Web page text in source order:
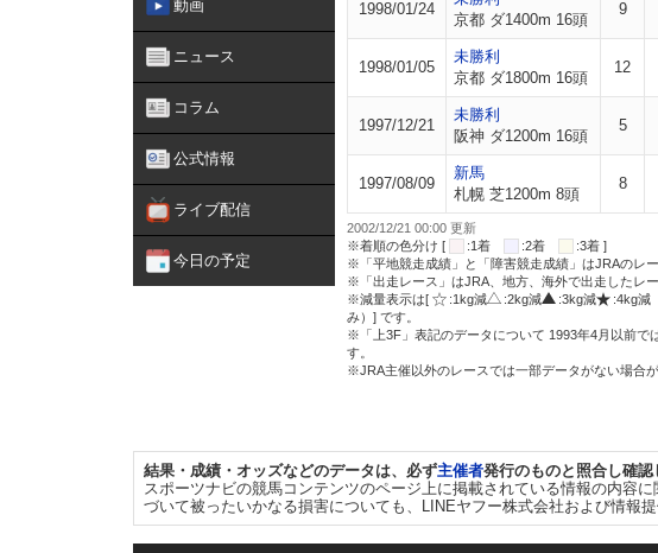
動画
ニュース
コラム
公式情報
ライブ配信
今日の予定
1998/01/24
京都 ダ1400m 16頭
9
1998/01/05
未勝利
京都 ダ1800m 16頭
12
1997/12/21
未勝利
阪神 ダ1200m 16頭
5
1997/08/09
新馬
札幌 芝1200m 8頭
8
2002/12/21 00:00 更新
※着順の色分け [
:1着 :2着
:3着 ]
※「平地競走成績」と「障害競走成績」はJRAのレー
※「出走レース」はJRA、地方、海外で出走したレー
※減量表示は[
:1kg減 :2kg減 :3kg減 :4kg減
み）] です。
※「上3F」表記のデータについて 1993年4月以前で
す。
※JRA主催以外のレースでは一部データがない場合が
結果・成績・オッズなどのデータは、必ず主催者発行のものと照合し確認
スポーツナビの競馬コンテンツのページ上に掲載されている情報の内容
づいて被ったいかなる損害についても、LINEヤフー株式会社および情報